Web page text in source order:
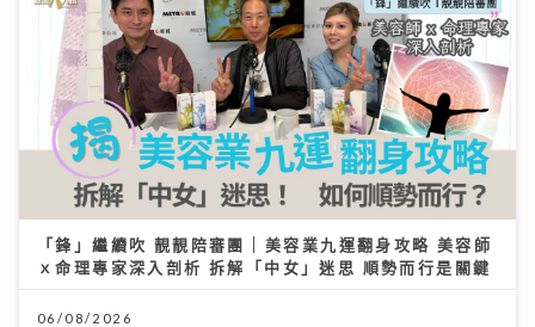
「鋒」繼續吹 靚靚陪審團 | 美容業九運翻身攻略 美容師
ｘ命理專家深入剖析 拆解「中女」迷思 順勢而行是關鍵
06/08/2026